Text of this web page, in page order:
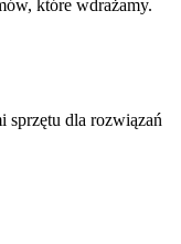
które wdrażamy.
sprzętu dla rozwiązań